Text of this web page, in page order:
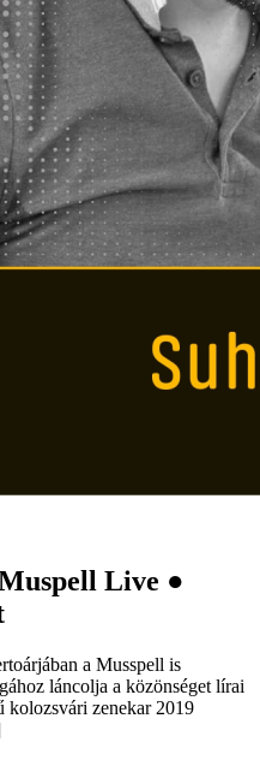
Live ●
a Musspell is
láncolja a közönséget lírai
kolozsvári zenekar 2019